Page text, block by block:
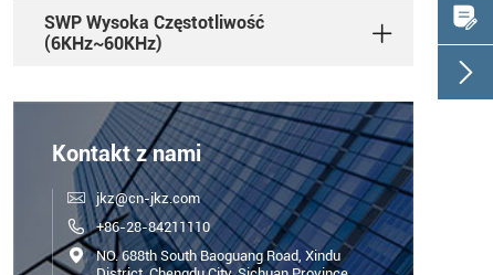
SWP Wysoka Częstotliwość
(6KHz~60KHz)
Kontakt z nami
 jkz@cn-jkz.com
 +86-28-84211110

NO. 688th South Baoguang Road, Xindu

